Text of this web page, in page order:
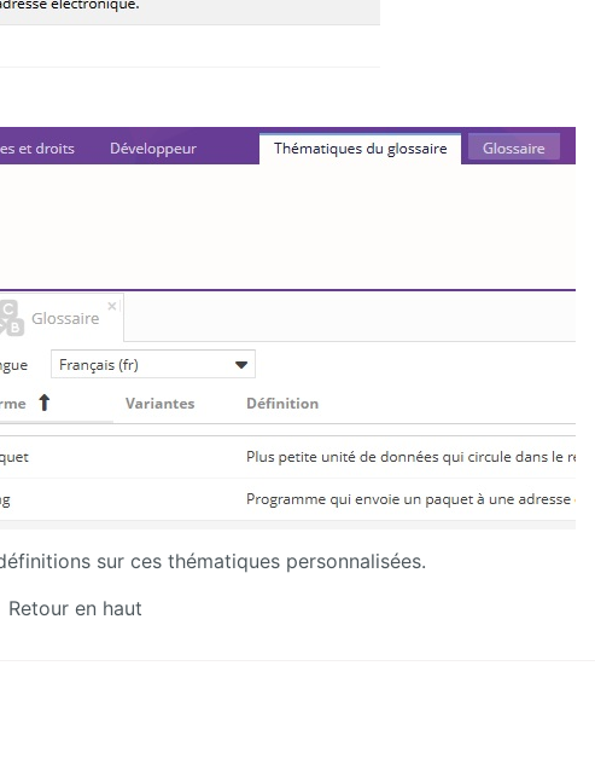
sur ces thématiques personnalisées.
Retour en haut